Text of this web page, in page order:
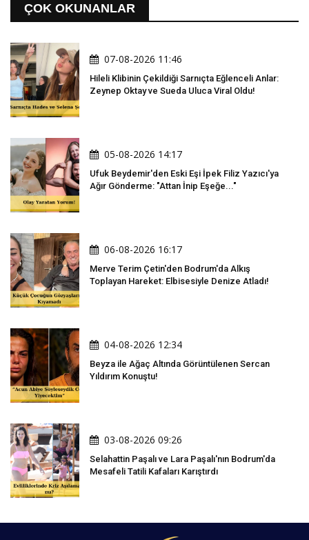
ÇOK OKUNANLAR
07-08-2026 11:46
Hileli Klibinin Çekildiği Sarnıçta Eğlenceli Anlar:
Zeynep Oktay ve Sueda Uluca Viral Oldu!
05-08-2026 14:17
Ufuk Beydemir'den Eski Eşi İpek Filiz Yazıcı'ya
Ağır Gönderme: "Attan İnip Eşeğe..."
06-08-2026 16:17
Merve Terim Çetin'den Bodrum'da Alkış
Toplayan Hareket: Elbisesiyle Denize Atladı!
04-08-2026 12:34
Beyza ile Ağaç Altında Görüntülenen Sercan
Yıldırım Konuştu!
03-08-2026 09:26
Selahattin Paşalı ve Lara Paşalı'nın Bodrum'da
Mesafeli Tatili Kafaları Karıştırdı